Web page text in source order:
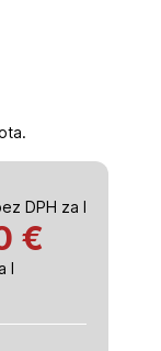
DPH za l
€
l